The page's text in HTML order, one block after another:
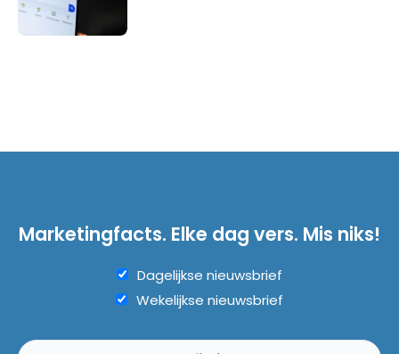
Marketingfacts. Elke dag vers. Mis niks!
Dagelijkse nieuwsbrief
Wekelijkse nieuwsbrief